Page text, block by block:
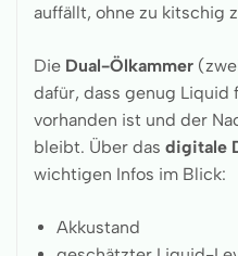
auffällt, ohne zu kitschig
Die Dual-Ölkammer
dafür, dass genug Liquid
vorhanden ist und der
bleibt. Über das digitale
wichtigen Infos im Blick:
Akkustand